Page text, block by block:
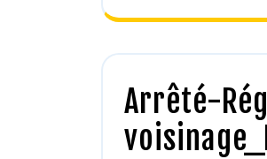
Arrêté-